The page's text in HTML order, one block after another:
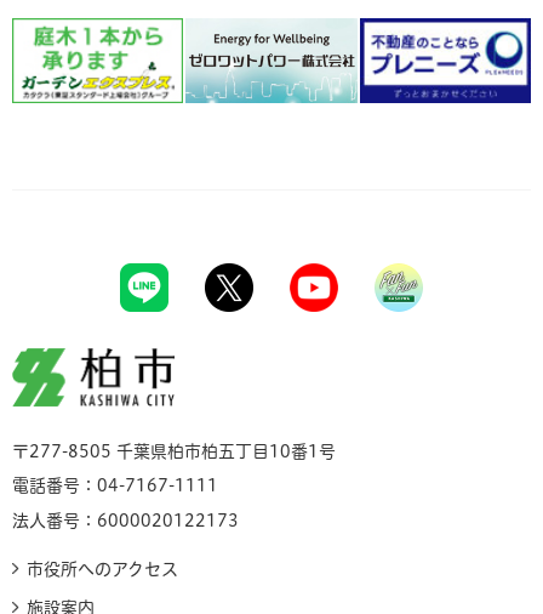
柏市
〒277-8505 千葉県柏市柏五丁目10番1号
電話番号：04-7167-1111
法人番号：6000020122173
市役所へのアクセス
施設案内